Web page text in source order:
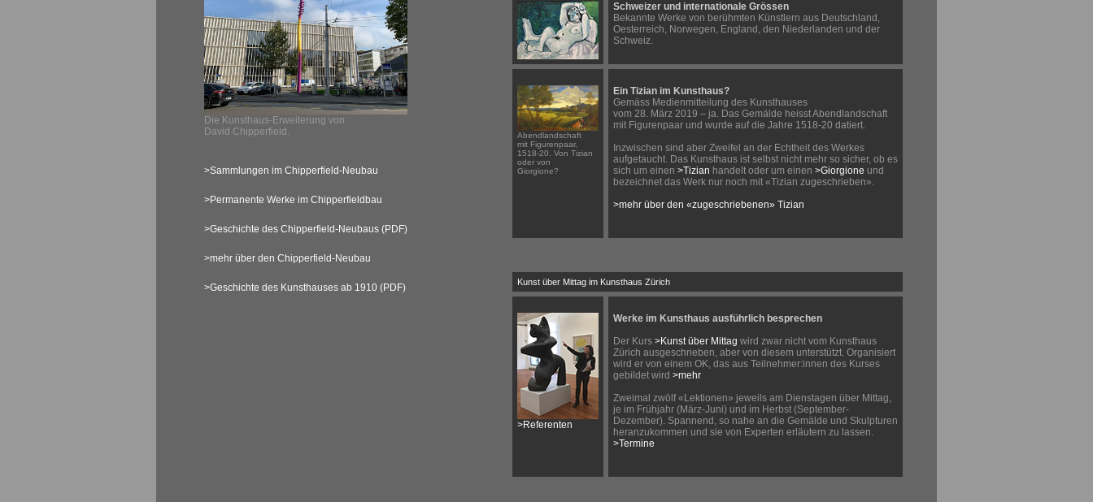
Die Kunsthaus-Erweiterung von
David Chipperfield.
>Sammlungen im Chipperfield-Neubau
>Permanente Werke im Chipperfieldbau
>Geschichte des Chipperfield-Neubaus (PDF)
>mehr über den Chipperfield-Neubau
>Geschichte des Kunsthauses ab 1910 (PDF)
Schweizer und internationale Grössen
Bekannte Werke von berühmten Künstlern aus Deutschland,
Oesterreich, Norwegen, England, den Niederlanden und der
Schweiz.
Abendlandschaft
mit Figurenpaar,
1518-20. Von Tizian
oder von
Giorgione?
Ein Tizian im Kunsthaus?
Gemäss Medienmitteilung des Kunsthauses
vom 28. März 2019 – ja. Das Gemälde heisst Abendlandschaft
mit Figurenpaar und wurde auf die Jahre 1518-20 datiert.
Inzwischen sind aber Zweifel an der Echtheit des Werkes
aufgetaucht. Das Kunsthaus ist selbst nicht mehr so sicher, ob es
sich um einen >Tizian handelt oder um einen >Giorgione und
bezeichnet das Werk nur noch mit «Tizian zugeschrieben».
>mehr über den «zugeschriebenen» Tizian
Kunst über Mittag im Kunsthaus Zürich
>Referenten
Werke im Kunsthaus ausführlich besprechen
Der Kurs >Kunst über Mittag wird zwar nicht vom Kunsthaus
Zürich ausgeschrieben, aber von diesem unterstützt. Organisiert
wird er von einem OK, das aus Teilnehmer:innen des Kurses
gebildet wird >mehr
Zweimal zwölf «Lektionen» jeweils am Dienstagen über Mittag,
je im Frühjahr (März-Juni) und im Herbst (September-
Dezember). Spannend, so nahe an die Gemälde und Skulpturen
heranzukommen und sie von Experten erläutern zu lassen.
>Termine